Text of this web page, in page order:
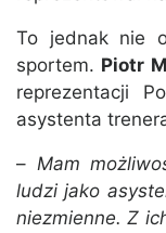
To jednak nie
sportem. Piotr
reprezentacji
asystenta
– Mam
ludzi jako
niezmienne. Z